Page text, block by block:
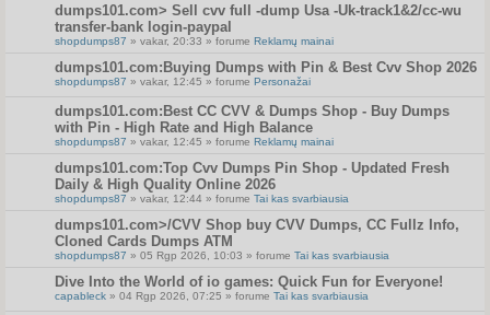
dumps101.com> Sell cvv full -dump Usa -Uk-track1&2/cc-wu
transfer-bank login-paypal
shopdumps87 » vakar, 20:33 » forume Reklamų mainai
dumps101.com:Buying Dumps with Pin & Best Cvv Shop 2026
shopdumps87 » vakar, 12:45 » forume Personažai
dumps101.com:Best CC CVV & Dumps Shop - Buy Dumps
with Pin - High Rate and High Balance
shopdumps87 » vakar, 12:45 » forume Reklamų mainai
dumps101.com:Top Cvv Dumps Pin Shop - Updated Fresh
Daily & High Quality Online 2026
shopdumps87 » vakar, 12:44 » forume Tai kas svarbiausia
dumps101.com>/CVV Shop buy CVV Dumps, CC Fullz Info,
Cloned Cards Dumps ATM
shopdumps87 » 05 Rgp 2026, 10:03 » forume Tai kas svarbiausia
Dive Into the World of io games: Quick Fun for Everyone!
capableck » 04 Rgp 2026, 07:25 » forume Tai kas svarbiausia